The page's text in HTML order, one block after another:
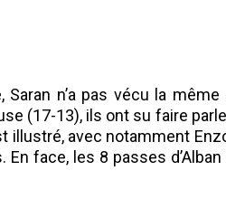
n’a pas vécu la
(17-13), ils ont su faire
illustré, avec notamment
face, les 8 passes